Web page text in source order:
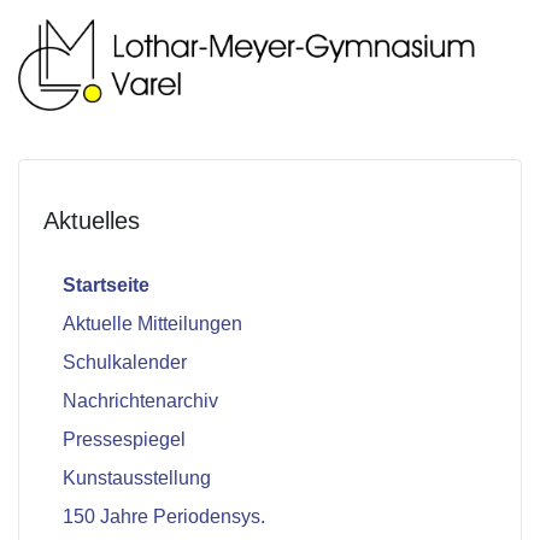
Aktuelles
Startseite
Aktuelle Mitteilungen
Schulkalender
Nachrichtenarchiv
Pressespiegel
Kunstausstellung
150 Jahre Periodensys.